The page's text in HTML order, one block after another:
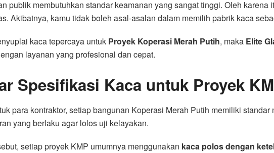
publik membutuhkan standar keamanan yang sangat tinggi. Oleh
Akibatnya, kamu tidak boleh asal-asalan dalam memilih pabrik kaca
kaca tepercaya untuk Proyek Koperasi Merah Putih, maka Elite
layanan yang profesional dan cepat.
Spesifikasi Kaca untuk Proyek
para kontraktor, setiap bangunan Koperasi Merah Putih memiliki
yang berlaku agar lolos uji kelayakan.
setiap proyek KMP umumnya menggunakan kaca polos dengan